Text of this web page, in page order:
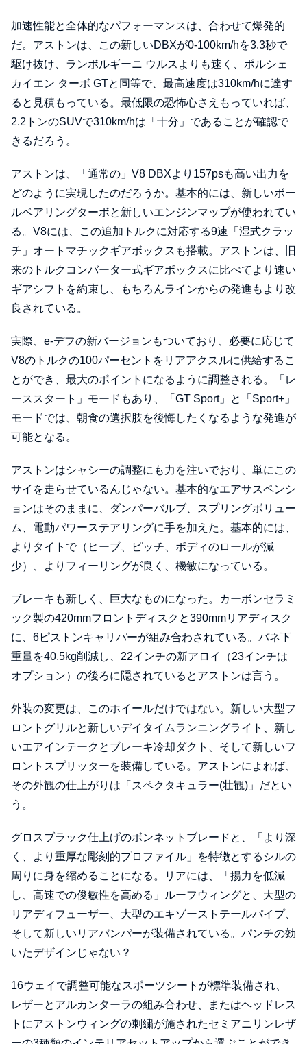
加速性能と全体的なパフォーマンスは、合わせて爆発的
だ。アストンは、この新しいDBXが0-100km/hを3.3秒で
駆け抜け、ランボルギーニ ウルスよりも速く、ポルシェ
カイエン ターボ GTと同等で、最高速度は310km/hに達す
ると見積もっている。最低限の恐怖心さえもっていれば、
2.2トンのSUVで310km/hは「十分」であることが確認で
きるだろう。
アストンは、「通常の」V8 DBXより157psも高い出力を
どのように実現したのだろうか。基本的には、新しいボー
ルベアリングターボと新しいエンジンマップが使われてい
る。V8には、この追加トルクに対応する9速「湿式クラッ
チ」オートマチックギアボックスも搭載。アストンは、旧
来のトルクコンバーター式ギアボックスに比べてより速い
ギアシフトを約束し、もちろんラインからの発進もより改
良されている。
実際、e-デフの新バージョンもついており、必要に応じて
V8のトルクの100パーセントをリアアクスルに供給するこ
とができ、最大のポイントになるように調整される。「レ
ーススタート」モードもあり、「GT Sport」と「Sport+」
モードでは、朝食の選択肢を後悔したくなるような発進が
可能となる。
アストンはシャシーの調整にも力を注いでおり、単にこの
サイを走らせているんじゃない。基本的なエアサスペンシ
ョンはそのままに、ダンパーバルブ、スプリングボリュー
ム、電動パワーステアリングに手を加えた。基本的には、
よりタイトで（ヒーブ、ピッチ、ボディのロールが減
少）、よりフィーリングが良く、機敏になっている。
ブレーキも新しく、巨大なものになった。カーボンセラミ
ック製の420mmフロントディスクと390mmリアディスク
に、6ピストンキャリパーが組み合わされている。バネ下
重量を40.5kg削減し、22インチの新アロイ（23インチは
オプション）の後ろに隠されているとアストンは言う。
外装の変更は、このホイールだけではない。新しい大型フ
ロントグリルと新しいデイタイムランニングライト、新し
いエアインテークとブレーキ冷却ダクト、そして新しいフ
ロントスプリッターを装備している。アストンによれば、
その外観の仕上がりは「スペクタキュラー(壮観)」だとい
う。
グロスブラック仕上げのボンネットブレードと、「より深
く、より重厚な彫刻的プロファイル」を特徴とするシルの
周りに身を縮めることになる。リアには、「揚力を低減
し、高速での俊敏性を高める」ルーフウィングと、大型の
リアディフューザー、大型のエキゾーストテールパイプ、
そして新しいリアバンパーが装備されている。パンチの効
いたデザインじゃない？
16ウェイで調整可能なスポーツシートが標準装備され、
レザーとアルカンターラの組み合わせ、またはヘッドレス
トにアストンウィングの刺繍が施されたセミアニリンレザ